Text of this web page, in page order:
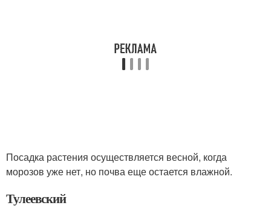
Посадка растения осуществляется весной, когда
морозов уже нет, но почва еще остается влажной.
Тулеевский